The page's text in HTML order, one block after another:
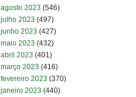
agosto 2023 (546)
julho 2023 (497)
junho 2023 (427)
maio 2023 (432)
abril 2023 (401)
março 2023 (416)
fevereiro 2023 (370)
janeiro 2023 (440)